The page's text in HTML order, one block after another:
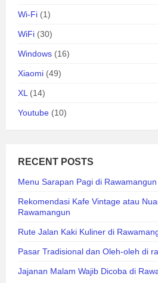
Wi-Fi (1)
WiFi (30)
Windows (16)
Xiaomi (49)
XL(14)
Youtube (10)
RECENT POSTS
Menu Sarapan Pagi di Rawamangun
Rekomendasi Kafe Vintage atau
Rawamangun
Rute Jalan Kaki Kuliner di
Pasar Tradisional dan Oleh-oleh di
Jajanan Malam Wajib Dicoba di